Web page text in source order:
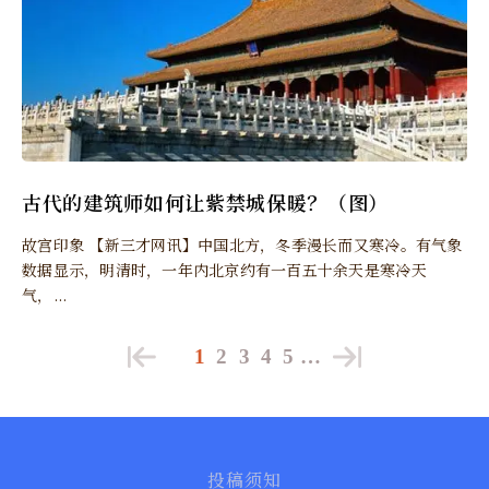
古代的建筑师如何让紫禁城保暖？（图）
故宫印象 【新三才网讯】中国北方，冬季漫长而又寒冷。有气象
数据显示，明清时，一年内北京约有一百五十余天是寒冷天
气，...
1 2 3 4 5 …
投稿须知